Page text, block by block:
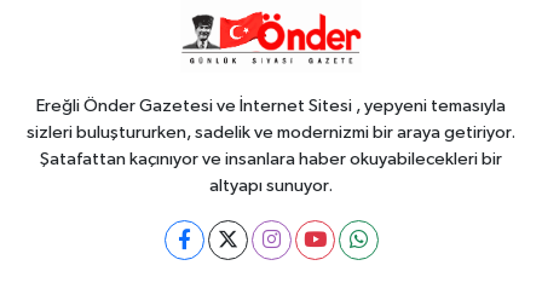
16:30
dedi
Ereğli Önder Gazetesi ve İnternet Sitesi , yepyeni temasıyla
sizleri buluştururken, sadelik ve modernizmi bir araya getiriyor.
Şatafattan kaçınıyor ve insanlara haber okuyabilecekleri bir
altyapı sunuyor.